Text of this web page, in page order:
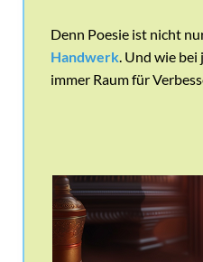
Denn Poesie ist nicht
Handwerk. Und wie bei
immer Raum für